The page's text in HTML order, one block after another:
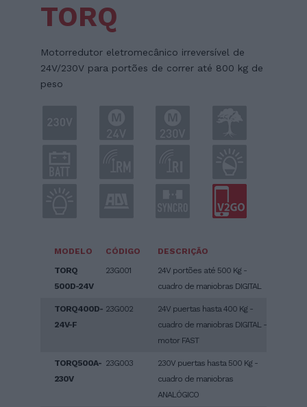
TORQ
Motorredutor eletromecânico irreversível de
24V/230V para portões de correr até 800 kg de
peso
MODELO CÓDIGO
DESCRIÇÃO
TORQ
500D-24V
23G001
24V portões até 500 Kg -
cuadro de maniobras DIGITAL
TORQ400D-
24V-F
23G002
24V puertas hasta 400 Kg -
cuadro de maniobras DIGITAL -
motor FAST
TORQ500A-
230V
23G003
230V puertas hasta 500 Kg -
cuadro de maniobras
ANALÓGICO